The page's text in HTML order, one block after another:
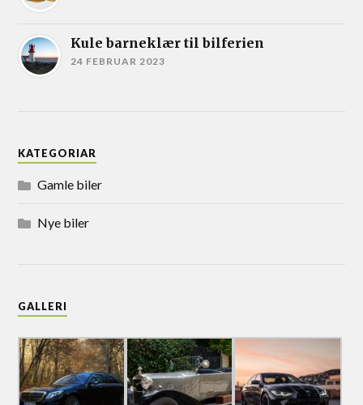
Kule barneklær til bilferien
24 FEBRUAR 2023
KATEGORIAR
Gamle biler
Nye biler
GALLERI